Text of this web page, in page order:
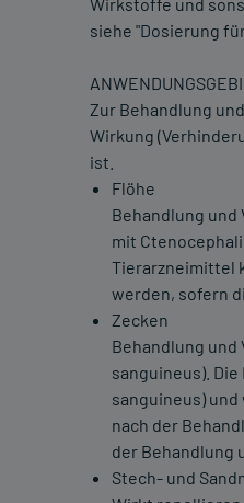
siehe "Dosierung
Zur Behandlung
Wirkung
ist.
Flöhe
Behandlung
mit
Tierarzneimittel
werden, sofern
Zecken
Behandlung
sanguineus).
sanguineus)
nach der
der Behandlung
Stech- und